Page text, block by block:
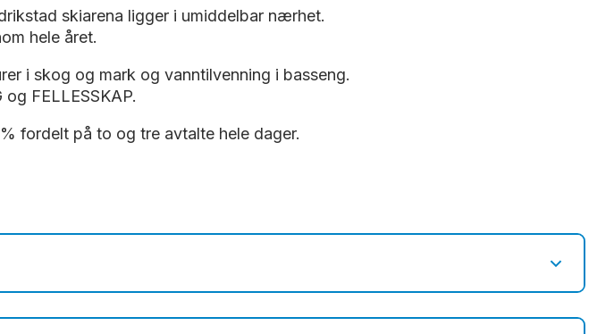
skiarena ligger i umiddelbar nærhet.
hele året.
i skog og mark og vanntilvenning i basseng.
FELLESSKAP.
fordelt på to og tre avtalte hele dager.